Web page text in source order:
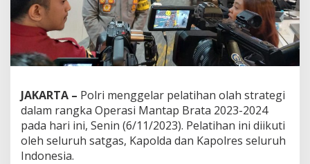
JAKARTA – Polri menggelar pelatihan olah strategi
dalam rangka Operasi Mantap Brata 2023-2024
pada hari ini, Senin (6/11/2023). Pelatihan ini diikuti
oleh seluruh satgas, Kapolda dan Kapolres seluruh
Indonesia.